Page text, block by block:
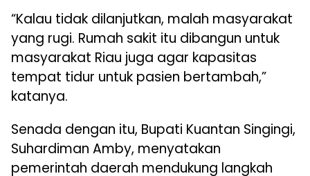
“Kalau tidak dilanjutkan, malah masyarakat
yang rugi. Rumah sakit itu dibangun untuk
masyarakat Riau juga agar kapasitas
tempat tidur untuk pasien bertambah,”
katanya.
Senada dengan itu, Bupati Kuantan Singingi,
Suhardiman Amby, menyatakan
pemerintah daerah mendukung langkah